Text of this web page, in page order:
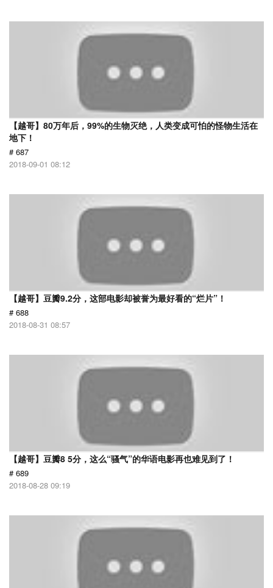
【越哥】80万年后，99%的生物灭绝，人类变成可怕的怪物生活在
地下！
# 687
2018-09-01 08:12
【越哥】豆瓣9.2分，这部电影却被誉为最好看的“烂片”！
# 688
2018-08-31 08:57
【越哥】豆瓣8 5分，这么“骚气”的华语电影再也难见到了！
# 689
2018-08-28 09:19